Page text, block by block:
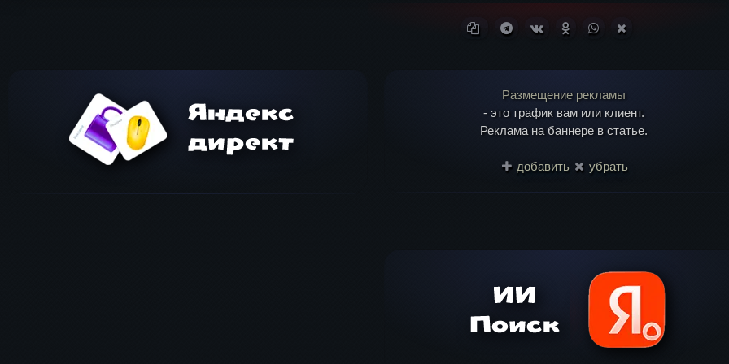
Копировать ссылку
Поделиться в Telegram
Поделиться ВКонтакте
Поделиться в
Поделиться в
Размещение рекламы
- это трафик вам или клиент.
Реклама на баннере в статье.
добавить убрать